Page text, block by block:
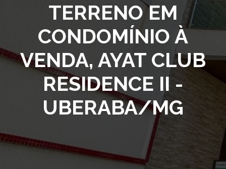
TERRENO EM
CONDOMÍNIO À
VENDA, AYAT CLUB
RESIDENCE II -
UBERABA/MG